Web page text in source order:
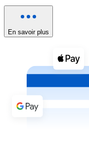
Voir toutes
Coupons crypto
Achetez des
Acheter avec
Virement SEPA
En savoir plus